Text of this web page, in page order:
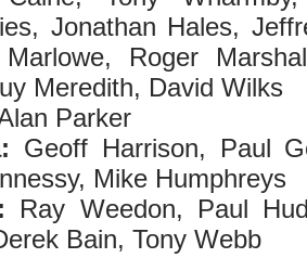
Jonathan Hales,
Roger
Meredith, David Wilks
Parker
Geoff Harrison, Paul
Mike Humphreys
Ray Weedon, Paul
Bain, Tony Webb